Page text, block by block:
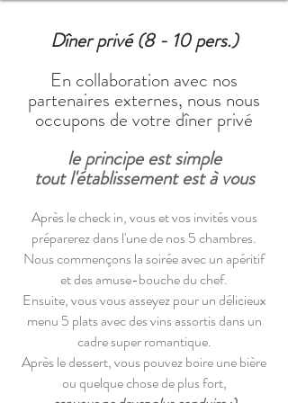
Dîner privé (8 - 10 pers.)
En collaboration avec nos
partenaires externes, nous nous
occupons de votre dîner privé
le principe est simple
tout l'établissement est à vous
Après le check in, vous et vos invités vous
préparerez dans l'une de nos 5 chambres.
Nous commençons la soirée avec un apéritif
et des amuse-bouche du chef.
Ensuite, vous vous asseyez pour un délicieux
menu 5 plats avec des vins assortis dans un
cadre super romantique.
Après le dessert, vous pouvez boire une bière
ou quelque chose de plus fort,